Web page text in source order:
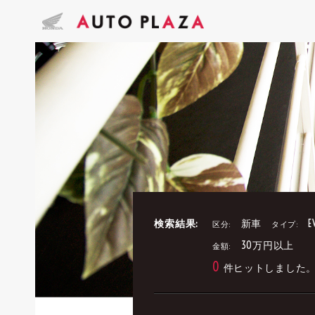
検索結果: 区分: 新車 タイプ:
金額: 30万円以上
0 件ヒットしました。